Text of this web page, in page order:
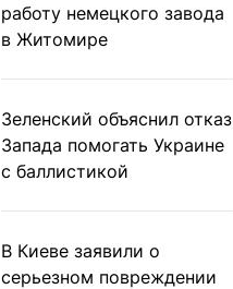
работу немецкого завода
в Житомире
Зеленский объяснил отказ
Запада помогать Украине
с баллистикой
В Киеве заявили о
серьезном повреждении